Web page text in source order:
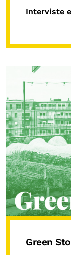
Interviste
Green